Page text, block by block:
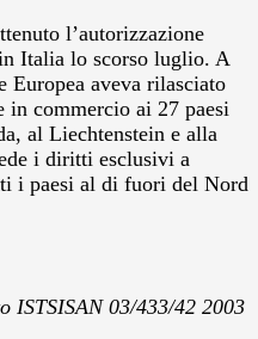
l’autorizzazione
Italia lo scorso luglio. A
Europea aveva rilasciato
in commercio ai 27 paesi
al Liechtenstein e alla
i diritti esclusivi a
i paesi al di fuori del Nord
ISTSISAN 03/433/42 2003